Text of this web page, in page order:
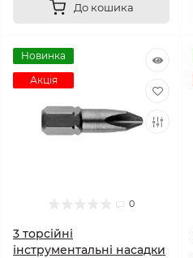
До кошика
Новинка
Акція
0
3 торсійні
інструментальні насадки